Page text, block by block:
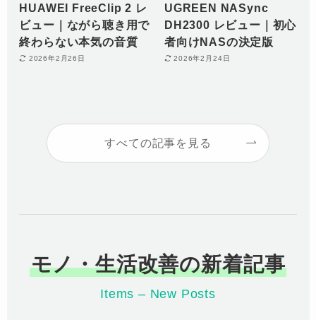
HUAWEI FreeClip 2 レ
ビュー｜ながら聴き用で
終わらない本気の音質
2026年2月26日
UGREEN NASync
DH2300 レビュー｜初心
者向けNASの決定版
2026年2月24日
すべての記事を見る
モノ・生活改善の新着記事
Items – New Posts